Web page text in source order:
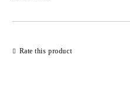
Rate this product